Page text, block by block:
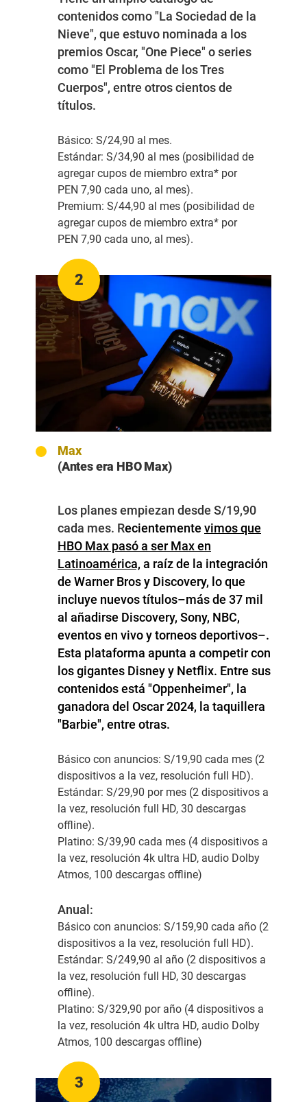
contenidos como "La Sociedad de la
Nieve", que estuvo nominada a los
premios Oscar, "One Piece" o series
como "El Problema de los Tres
Cuerpos", entre otros cientos de
títulos.
Básico: S/24,90 al mes.
Estándar: S/34,90 al mes (posibilidad de
agregar cupos de miembro extra* por
PEN 7,90 cada uno, al mes).
Premium: S/44,90 al mes (posibilidad de
agregar cupos de miembro extra* por
PEN 7,90 cada uno, al mes).
2
Max
(Antes era HBO Max)
Los planes empiezan desde S/19,90
cada mes. Recientemente vimos que
HBO Max pasó a ser Max en
Latinoamérica, a raíz de la integración
de Warner Bros y Discovery, lo que
incluye nuevos títulos–más de 37 mil
al añadirse Discovery, Sony, NBC,
eventos en vivo y torneos deportivos–.
Esta plataforma apunta a competir con
los gigantes Disneyy Netflix. Entre sus
contenidos está "Oppenheimer", la
ganadora del Oscar 2024, la taquillera
"Barbie", entre otras.
Básico con anuncios: S/19,90 cada mes (2
dispositivos a la vez, resolución full HD).
Estándar: S/29,90 por mes (2 dispositivos a
la vez, resolución full HD, 30 descargas
offline).
Platino: S/39,90 cada mes (4 dispositivos a
la vez, resolución 4k ultra HD, audio Dolby
Atmos, 100 descargas offline)
Anual:
Básico con anuncios: S/159,90 cada año (2
dispositivos a la vez, resolución full HD).
Estándar: S/249,90 al año (2 dispositivos a
la vez, resolución full HD, 30 descargas
offline).
Platino: S/329,90 por año (4 dispositivos a
la vez, resolución 4k ultra HD, audio Dolby
Atmos, 100 descargas offline)
3